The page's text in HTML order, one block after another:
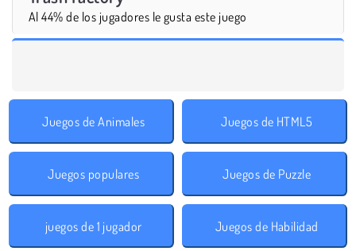
Al 44% de los jugadores le gusta este juego
Juegos de Animales Juegos de HTML5
Juegos populares Juegos de Puzzle
juegos de 1 jugador Juegos de Habilidad